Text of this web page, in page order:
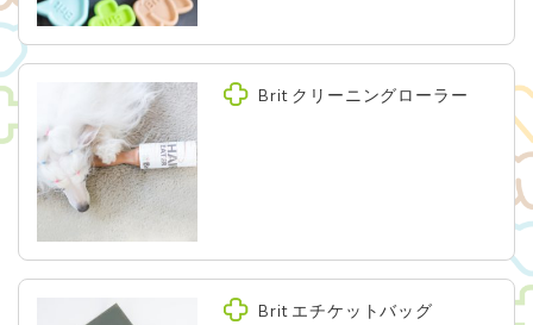
Brit クリーニングローラー
Brit エチケットバッグ